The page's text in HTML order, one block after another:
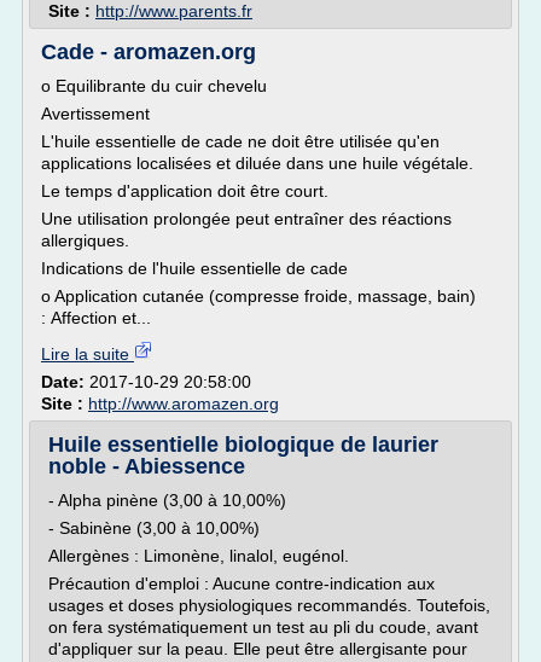
Site : http://www.parents.fr
Cade - aromazen.org
o Equilibrante du cuir chevelu
Avertissement
L'huile essentielle de cade ne doit être utilisée qu'en
applications localisées et diluée dans une huile végétale.
Le temps d'application doit être court.
Une utilisation prolongée peut entraîner des réactions
allergiques.
Indications de l'huile essentielle de cade
o Application cutanée (compresse froide, massage, bain)
: Affection et...
Lire la suite
Date: 2017-10-29 20:58:00
Site : http://www.aromazen.org
Huile essentielle biologique de laurier
noble - Abiessence
- Alpha pinène (3,00 à 10,00%)
- Sabinène (3,00 à 10,00%)
Allergènes : Limonène, linalol, eugénol.
Précaution d'emploi : Aucune contre-indication aux
usages et doses physiologiques recommandés. Toutefois,
on fera systématiquement un test au pli du coude, avant
d'appliquer sur la peau. Elle peut être allergisante pour